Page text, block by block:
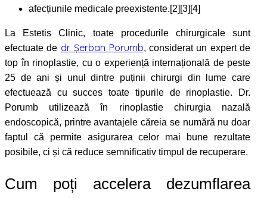
afecțiunile medicale preexistente.[2][3][4]
La Estetis Clinic, toate procedurile chirurgicale sunt
efectuate de dr. Șerban Porumb, considerat un expert de
top în rinoplastie, cu o experiență internațională de peste
25 de ani și unul dintre puținii chirurgi din lume care
efectuează cu succes toate tipurile de rinoplastie. Dr.
Porumb utilizează în rinoplastie chirurgia nazală
endoscopică, printre avantajele căreia se numără nu doar
faptul că permite asigurarea celor mai bune rezultate
posibile, ci și că reduce semnificativ timpul de recuperare.
Cum poți accelera dezumflarea